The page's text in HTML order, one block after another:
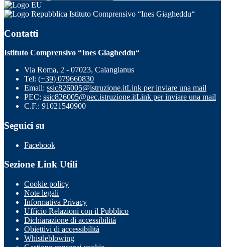
Istituto Comprensivo “Ines Giagheddu“
Contatti
Istituto Comprensivo “Ines Giagheddu“
Via Roma, 2 - 07023, Calangianus
Tel: (+39) 079660830
Email: ssic826005@istruzione.itLink per inviare una mail
PEC: ssic826005@pec.istruzione.itLink per inviare una mail
C.F.: 91021540900
Seguici su
Facebook
Sezione Link Utili
Cookie policy
Note legali
Informativa Privacy
Ufficio Relazioni con il Pubblico
Dichiarazione di accessibilità
Obiettivi di accessibilità
Whistleblowing